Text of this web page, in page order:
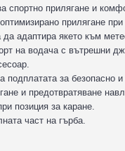
спортно прилягане и
прилягане
адаптира якето към
на водача с вътрешни
за безопасно
и предотвратяване
позиция за каране.
част на гърба.